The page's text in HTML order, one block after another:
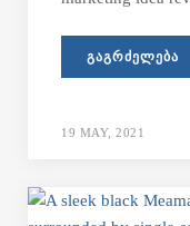
ᲒᲐᲒᲠᲫᲔᲚᲔᲑᲐ
19 MAY, 2021